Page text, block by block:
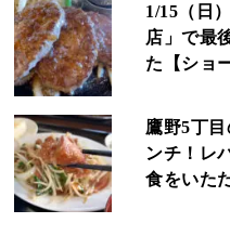
1/15（日
店」で最
た【ショ
鷹野5丁
ンチ！レ
食をいた